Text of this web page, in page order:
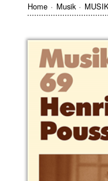
Home Musik